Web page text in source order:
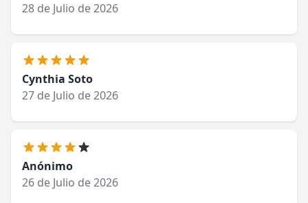
28 de Julio de 2026
Cynthia Soto
27 de Julio de 2026
Anónimo
26 de Julio de 2026